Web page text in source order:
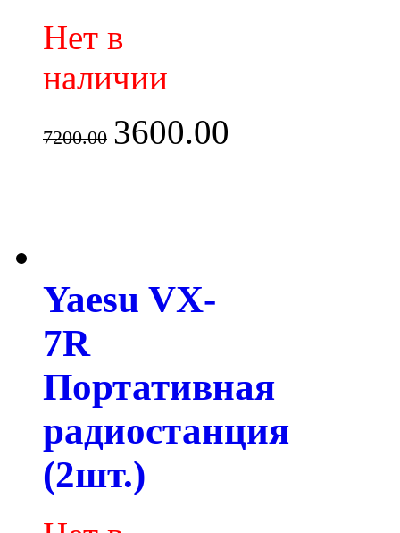
Нет в
наличии
7200.00 3600.00
Yaesu VX-
7R
Портативная
радиостанция
(2шт.)